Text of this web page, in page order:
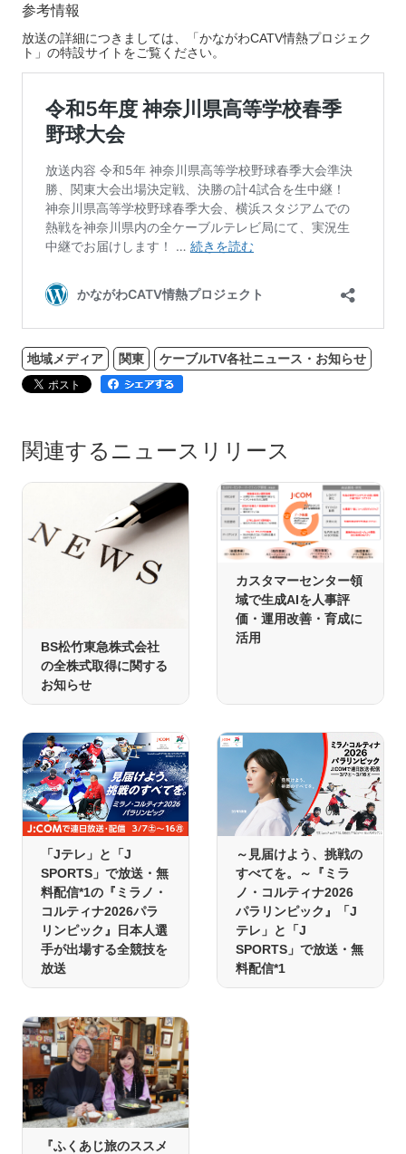
参考情報
放送の詳細につきましては、「かながわCATV情熱プロジェク
ト」の特設サイトをご覧ください。
地域メディア 関東 ケーブルTV各社ニュース・お知らせ
関連するニュースリリース
BS松竹東急株式会社
の全株式取得に関する
お知らせ
カスタマーセンター領
域で生成AIを人事評
価・運用改善・育成に
活用
「Jテレ」と「J
SPORTS」で放送・無
料配信*1の『ミラノ・
コルティナ2026パラ
リンピック』日本人選
手が出場する全競技を
放送
～見届けよう、挑戦の
すべてを。～『ミラ
ノ・コルティナ2026
パラリンピック』「J
テレ」と「J
SPORTS」で放送・無
料配信*1
『ふくあじ旅のススメ